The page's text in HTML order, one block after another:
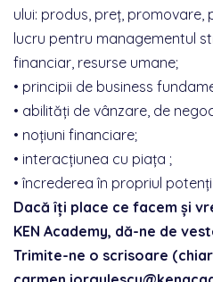
ului: produs, preţ,
lucru pentru managementul
financiar, resurse umane;
• principii de business
• abilităţi de vânzare, de
• noţiuni financiare;
• interacţiunea cu piaţa ;
• încrederea în propriul
Dacă îți place ce facem și
KEN Academy, dă-ne de
Trimite-ne o scrisoare